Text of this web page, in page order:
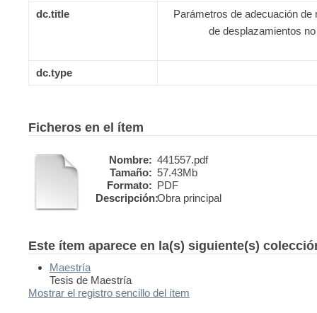
dc.title
Parámetros de adecuación
de desplazamientos
dc.type
Ficheros en el ítem
Nombre: 441557.pdf
Tamaño: 57.43Mb
Formato: PDF
Descripción:Obra principal
Este ítem aparece en la(s) siguiente(s)
Maestría
Tesis de Maestría
Mostrar el registro sencillo del ítem